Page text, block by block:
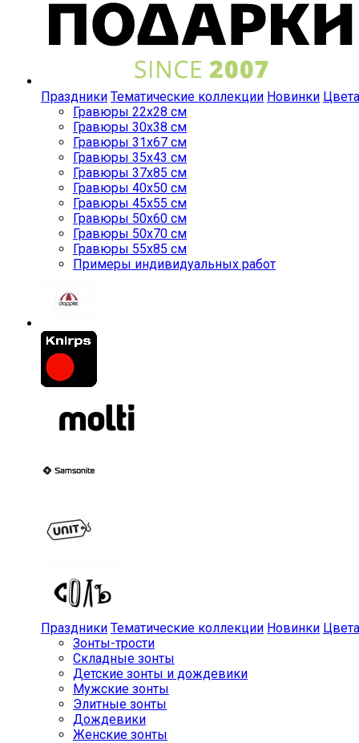
Праздники Тематические коллекции Новинки Цвета
Гравюры 22x28 см
Гравюры 30x38 см
Гравюры 31x67 см
Гравюры 35x43 см
Гравюры 37x85 см
Гравюры 40x50 см
Гравюры 45x55 см
Гравюры 50x60 см
Гравюры 50x70 см
Гравюры 55x85 см
Примеры индивидуальных работ
Праздники Тематические коллекции Новинки Цвета
Зонты-трости
Складные зонты
Детские зонты и дождевики
Мужские зонты
Элитные зонты
Дождевики
Женские зонты